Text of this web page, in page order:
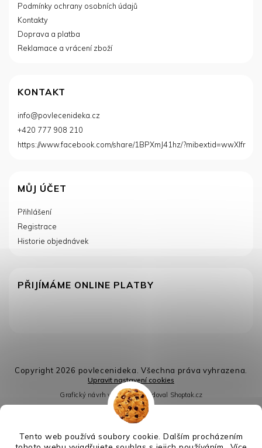
Tento web používá soubory cookie. Dalším procházením
Podmínky ochrany osobních údajů
Kontakty
Doprava a platba
Reklamace a vrácení zboží
KONTAKT
info@povlecenideka.cz
+420 777 908 210
https://www.facebook.com/share/1BPXmJ41hz/?mibextid=wwXIfr
MŮJ ÚČET
Přihlášení
Registrace
Historie objednávek
PŘIJÍMÁME ONLINE PLATBY
Vytvořil Shoptet
Copyright 2026 povlecenideka . Všechna práva vyhrazena.
Upravit nastavení cookies
Grafický návrh vytvořil a nakódoval Shoptak.cz